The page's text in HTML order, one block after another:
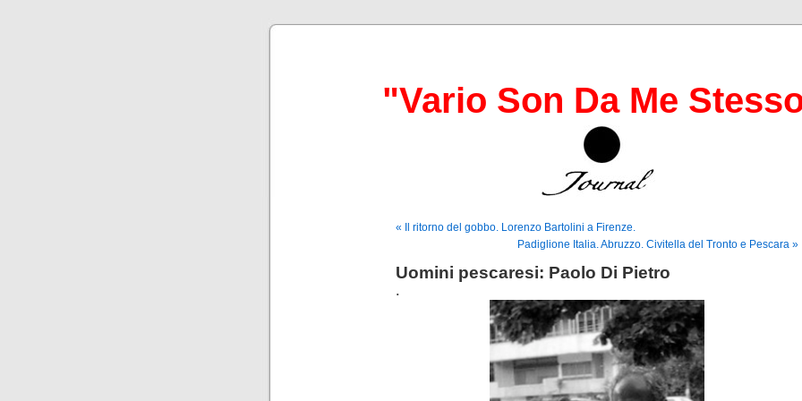
"Vario Son Da Me
« Il ritorno del gobbo. Lorenzo Bartolini a Firenze.
Padiglione Italia. Abruzzo. Civitella del Tronto e Pescara »
Uomini pescaresi: Paolo Di Pietro
.